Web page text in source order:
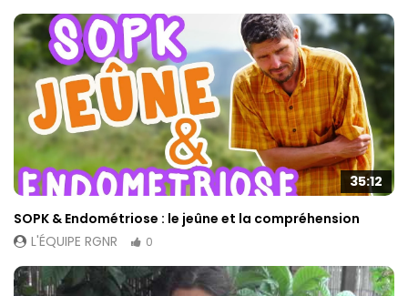
35:12
SOPK & Endométriose : le jeûne et la compréhension
L'ÉQUIPE RGNR
0